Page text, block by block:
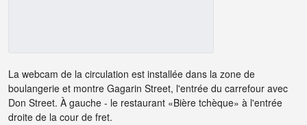
La webcam de la circulation est installée dans la zone de
boulangerie et montre Gagarin Street, l'entrée du carrefour avec
Don Street. À gauche - le restaurant «Bière tchèque» à l'entrée
droite de la cour de fret.